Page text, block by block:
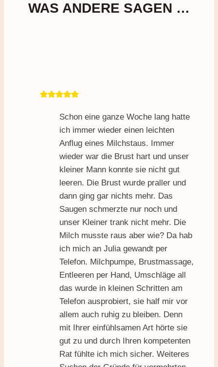
WAS ANDERE SAGEN …
Schon eine ganze Woche lang hatte
ich immer wieder einen leichten
Anflug eines Milchstaus. Immer
wieder war die Brust hart und unser
kleiner Mann konnte sie nicht gut
leeren. Die Brust wurde praller und
dann ging gar nichts mehr. Das
Saugen schmerzte nur noch und
unser Kleiner trank nicht mehr. Die
Milch musste raus aber wie? Da hab
ich mich an Julia gewandt per
Telefon. Milchpumpe, Brustmassage,
Entleeren per Hand, Umschläge all
das wurde in kleinen Schritten am
Telefon ausprobiert, sie half mir vor
allem auch ruhig zu bleiben. Denn
mit Ihrer einfühlsamen Art hörte sie
gut zu und durch Ihren kompetenten
Rat fühlte ich mich sicher. Weiteres